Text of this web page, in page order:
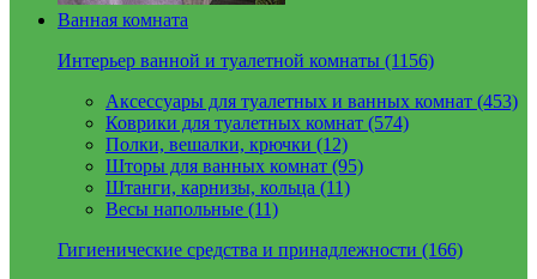
Ванная комната
Интерьер ванной и туалетной комнаты (1156)
Аксессуары для туалетных и ванных комнат (453)
Коврики для туалетных комнат (574)
Полки, вешалки, крючки (12)
Шторы для ванных комнат (95)
Штанги, карнизы, кольца (11)
Весы напольные (11)
Гигиенические средства и принадлежности (166)